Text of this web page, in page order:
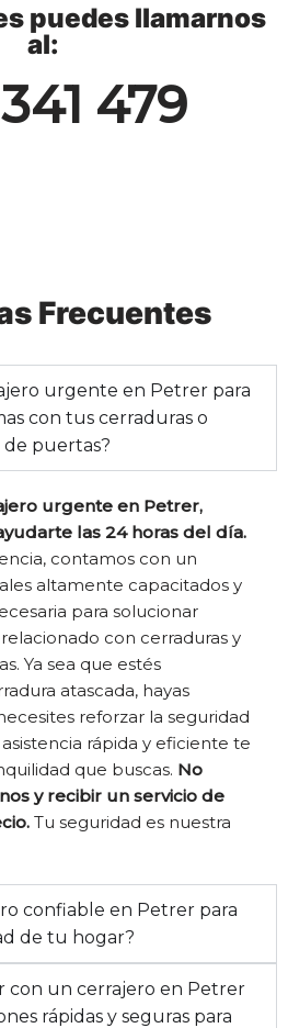
puedes llamarnos
al:
479
Frecuentes
urgente en Petrer para
con tus cerraduras o
puertas?
urgente en Petrer,
las 24 horas del día.
contamos con un
altamente capacitados y
para solucionar
con cerraduras y
Ya sea que estés
atascada, hayas
reforzar la seguridad
rápida y eficiente te
que buscas. No
y recibir un servicio de
Tu seguridad es nuestra
confiable en Petrer para
de tu hogar?
con un cerrajero en Petrer
rápidas y seguras para